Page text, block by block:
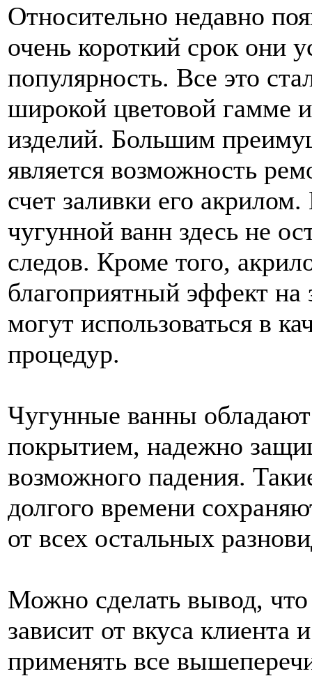
Относительно недавно
очень короткий срок они
популярность. Все это
широкой цветовой гамме
изделий. Большим
является возможность
счет заливки его
чугунной ванн здесь не
следов. Кроме того,
благоприятный эффект на
могут использоваться в
процедур.
Чугунные ванны
покрытием, надежно
возможного падения.
долгого времени
от всех остальных
Можно сделать вывод,
зависит от вкуса клиента
применять все